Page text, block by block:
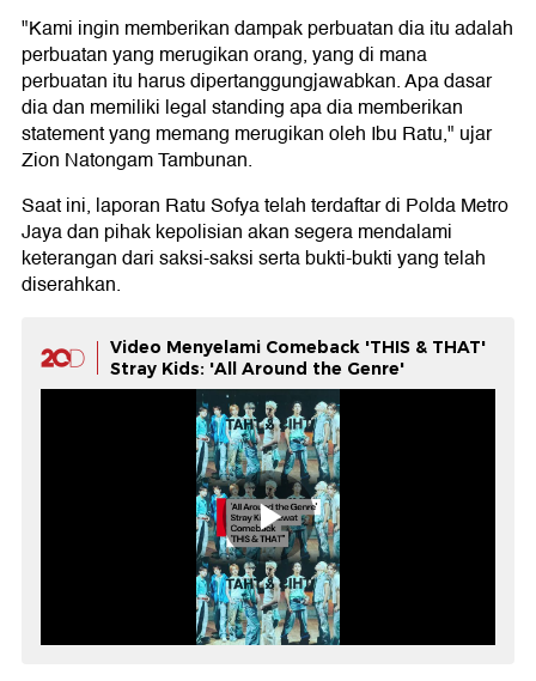
"Kami ingin memberikan dampak perbuatan dia itu adalah
perbuatan yang merugikan orang, yang di mana
perbuatan itu harus dipertanggungjawabkan. Apa dasar
dia dan memiliki legal standing apa dia memberikan
statement yang memang merugikan oleh Ibu Ratu," ujar
Zion Natongam Tambunan.
Saat ini, laporan Ratu Sofya telah terdaftar di Polda Metro
Jaya dan pihak kepolisian akan segera mendalami
keterangan dari saksi-saksi serta bukti-bukti yang telah
diserahkan.
Video Menyelami Comeback 'THIS & THAT'
Stray Kids: 'All Around the Genre'